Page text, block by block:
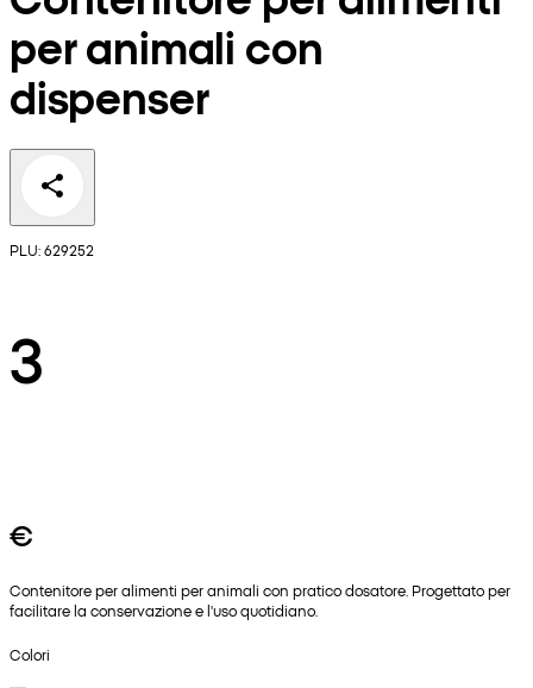
per animali con
dispenser
PLU: 629252
3
€
Contenitore per alimenti per animali con pratico dosatore. Progettato per
facilitare la conservazione e l'uso quotidiano.
Colori